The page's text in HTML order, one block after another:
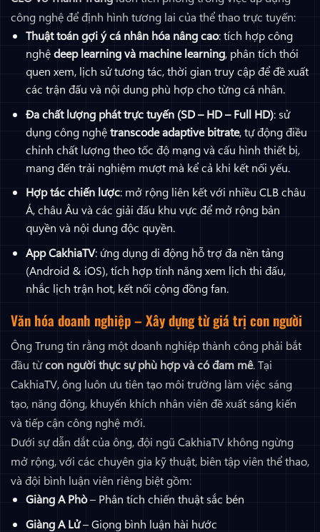
công nghệ để định hình tương lai của thể thao trực tuyến:
Thuật toán gợi ý cá nhân hóa nâng cao: tích hợp công
nghệdeep learning và machine learning, phân tích thói
quen xem, lịch sử tương tác, thời gian truy cập để đề xuất
các trận đấu và nội dung phù hợp cho từng cá nhân.
Đa chất lượng phát trực tuyến (SD – HD – Full HD): sử
dụng công nghệtranscode adaptive bitrate, tự động điều
chỉnh chất lượng theo tốc độ mạng và cấu hình thiết bị,
mang đến trải nghiệm mượt mà kể cả khi kết nối yếu.
Hợp tác chiến lược: mở rộng liên kết với nhiều CLB châu
Á, châu Âu và các giải đấu khu vực để mở rộng bản
quyền và nội dung độc quyền.
App CakhiaTV: ứng dụng di động hỗ trợ đa nền tảng
(Android & iOS), tích hợp tính năng xem lịch thi đấu,
nhắc lịch trận hot, kết nối cộng đồng fan.
Văn hóa doanh nghiệp – Xây dựng từ giá trị con người
Ông Trung tin rằng một doanh nghiệp thành công phải bắt
đầu từcon người thực sự phù hợp và có đam mê. Tại
CakhiaTV, ông luôn ưu tiên tạo môi trường làm việc sáng
tạo, năng động, khuyến khích nhân viên đề xuất sáng kiến
và tiếp cận công nghệ mới.
Dưới sự dẫn dắt của ông, đội ngũ CakhiaTV không ngừng
mở rộng, với các chuyên gia kỹ thuật, biên tập viên thể thao,
và đội bình luận viên riêng biệt gồm:
Giàng A Phò– Phân tích chiến thuật sắc bén
Giàng A Lử– Giọng bình luận hài hước